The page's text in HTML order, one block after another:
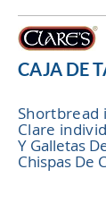
CAJA DE
Shortbread
Clare
Y Galletas
Chispas De